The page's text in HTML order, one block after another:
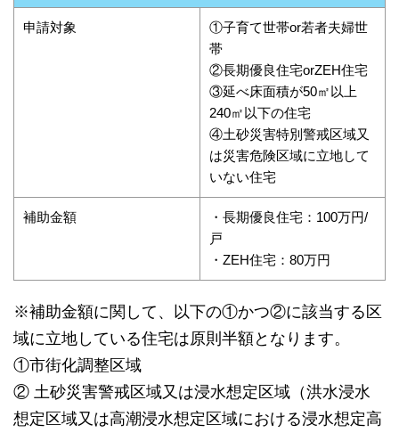
申請対象
①子育て世帯or若者夫婦世
帯
②長期優良住宅orZEH住宅
③延べ床面積が50㎡以上
240㎡以下の住宅
④土砂災害特別警戒区域又
は災害危険区域に立地して
いない住宅
補助金額
・長期優良住宅：100万円/
戸
・ZEH住宅：80万円
※補助金額に関して、以下の①かつ②に該当する区
域に立地している住宅は原則半額となります。
①市街化調整区域
② 土砂災害警戒区域又は浸水想定区域（洪水浸水
想定区域又は高潮浸水想定区域における浸水想定高